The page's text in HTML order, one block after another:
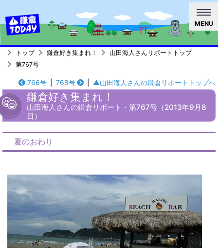
MENU
トップ 鎌倉好き集まれ！
山田海人さんリポートトップ
第767号
766号 768号 ▲山田海人さんの鎌倉リポートトップへ
鎌倉好き集まれ！
山田海人さんの鎌倉リポート・第767号（2013年9月8
日）
夏のおわり